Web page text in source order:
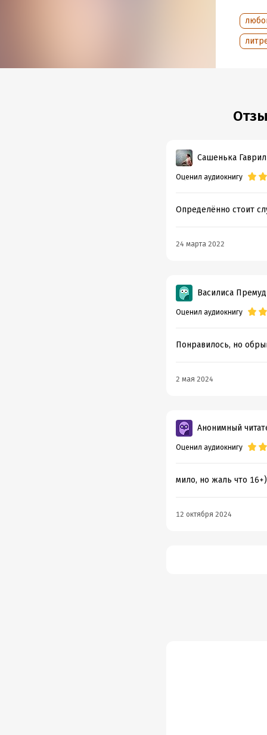
Сашенька
Оценил аудиокнигу
Определённо стоит
24 марта 2022
Василиса
Оценил аудиокнигу
Понравилось, но
2 мая 2024
Анонимный
Оценил аудиокнигу
мило, но жаль что 16+)
12 октября 2024